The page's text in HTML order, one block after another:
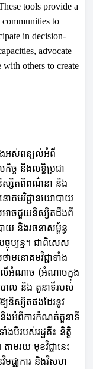
tools provide a
to
in decision-
advocate
others to create
ងអស់ពន្យល់អំពី
ច្ច និងលទិ្ធប្រជា
និស្សិតពិពណ៌នា និង
គមវិជ្ជានយោបាយ
អាចជួយនិស្សិតដឹងពី
យ និងរចនាសម្ព័ន្ធ
ចុប្បន្ន។ ជាពិសេស
មនោគមវិជ្ជាទាំង
ើអំណាច (អំណាចក្នុង
បាល និង តួនាទីរបស់
យនិស្សិតផងដែរនូវ
និងអំពីការកំណត់តួនាទី
បីរបស់រដ្ឋគឺ៖ និត្តិ
ាមរយៈមុខវិជ្ជានេះ
មជ្ឈការ និងវិសហ